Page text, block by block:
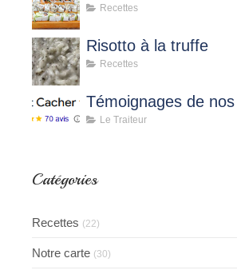
Recettes
Risotto à la truffe
Recettes
Témoignages de
Le Traiteur
Catégories
Recettes (22)
Notre carte (30)